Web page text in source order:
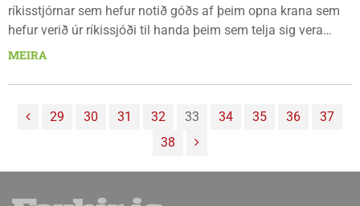
ríkisstjórnar sem hefur notið góðs af þeim opna krana sem
hefur verið úr ríkissjóði til handa þeim sem telja sig vera
ómissandi. Í þessari kosningabaráttu sem er nú að ná
orkuþörf Íslendinga og loftslagsmálin eru rædd á meðal
MEIRA
29 30 31 32 33 34 35 36
37
38